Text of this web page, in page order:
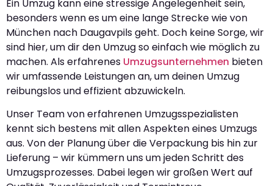
Ein Umzug kann eine stressige Angelegenheit sein,
besonders wenn es um eine lange Strecke wie von
München nach Daugavpils geht. Doch keine Sorge, wir
sind hier, um dir den Umzug so einfach wie möglich zu
machen. Als erfahrenes Umzugsunternehmen bieten
wir umfassende Leistungen an, um deinen Umzug
reibungslos und effizient abzuwickeln.
Unser Team von erfahrenen Umzugsspezialisten
kennt sich bestens mit allen Aspekten eines Umzugs
aus. Von der Planung über die Verpackung bis hin zur
Lieferung – wir kümmern uns um jeden Schritt des
Umzugsprozesses. Dabei legen wir großen Wert auf